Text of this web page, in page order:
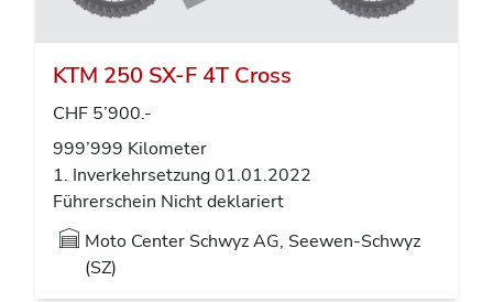
KTM 250 SX-F 4T Cross
CHF 5’900.-
999’999 Kilometer
1. Inverkehrsetzung 01.01.2022
Führerschein Nicht deklariert
Moto Center Schwyz AG, Seewen-Schwyz
(SZ)